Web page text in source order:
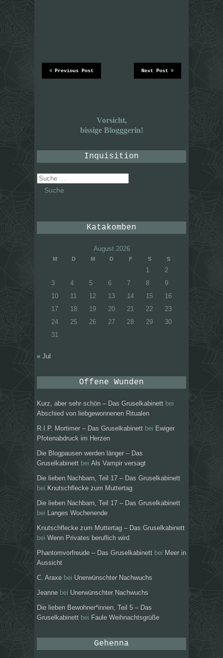
Next Post
Previous Post
Vorsicht,
bissige Blogggerin!
Inquisition
Suche
nach:
Katakomben
August 2026
M D M D F S S
1
2
3
4 5 6 7 8
9
10
11 12 13 14 15
16
17
18 19 20 21 22
23
24
25 26 27 28 29
30
31
« Jul
Offene Wunden
Kurz, aber sehr schön – Das Gruselkabinett bei
Abschied von liebgewonnenen Ritualen
R.I.P. Mortimer – Das Gruselkabinett bei Ewiger
Pfotenabdruck im Herzen
Die Blogpausen werden länger – Das
Gruselkabinett bei Als Vampir versagt
Die lieben Nachbarn, Teil 17 – Das Gruselkabinett
bei Knutschflecke zum Muttertag
Die lieben Nachbarn, Teil 17 – Das Gruselkabinett
bei
Langes Wochenende
Knutschflecke zum Muttertag – Das Gruselkabinett
bei Wenn Privates beruflich wird
Phantomvorfreude – Das Gruselkabinett bei Meer in
Aussicht
C. Araxe bei Unerwünschter Nachwuchs
Jeanne bei Unerwünschter Nachwuchs
Die lieben Bewohner*innen, Teil 5 – Das
Gruselkabinett bei Faule Weihnachtsgrüße
Gehenna